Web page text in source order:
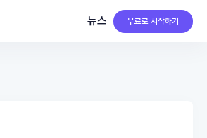
뉴스 무료로 시작하기